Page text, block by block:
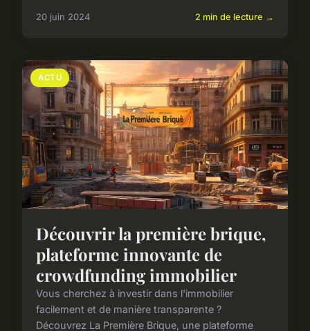
20 juin 2024 2 min de lecture →
ACTU
Découvrir la première brique,
plateforme innovante de
crowdfunding immobilier
Vous cherchez à investir dans l'immobilier
facilement et de manière transparente ?
Découvrez La Première Brique, une plateforme